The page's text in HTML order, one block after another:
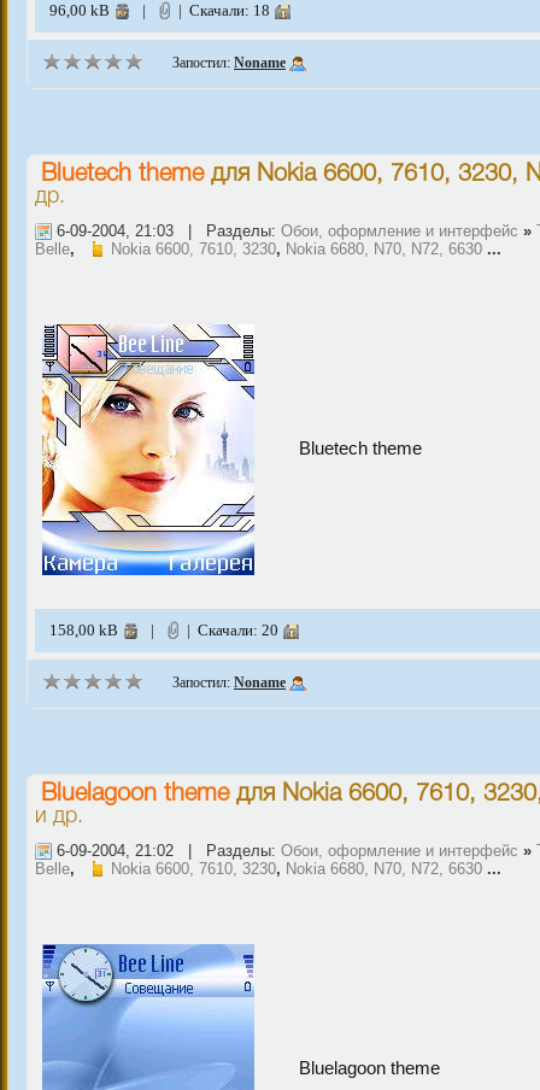
96,00 kB | | Скачали: 18
Запостил: Noname
Bluetech themeдля Nokia 6600, 7610, 3230,
др.
6-09-2004, 21:03 | Разделы: Обои, оформление и интерфейс »
Belle, Nokia 6600, 7610, 3230, Nokia 6680, N70, N72, 6630 ...
Bluetech theme
158,00 kB | | Скачали: 20
Запостил: Noname
Bluelagoon themeдля Nokia 6600, 7610, 3230
и др.
6-09-2004, 21:02 | Разделы: Обои, оформление и интерфейс »
Belle, Nokia 6600, 7610, 3230, Nokia 6680, N70, N72, 6630 ...
Bluelagoon theme